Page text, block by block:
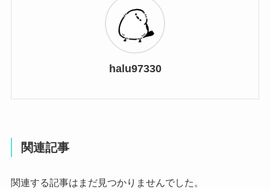
halu97330
関連記事
関連する記事はまだ見つかりませんでした。